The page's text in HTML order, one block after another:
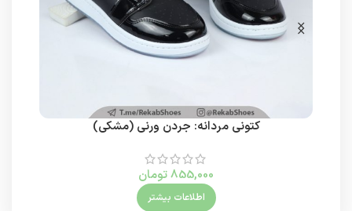
کتونی مردانه: جردن ورنی (مشکی)
855,000تومان
اطلاعات بیشتر